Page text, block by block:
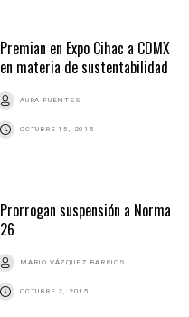
Premian en Expo Cihac a CDMX
en materia de sustentabilidad
AURA FUENTES
OCTUBRE 15, 2015
Prorrogan suspensión a Norma
26
MARIO VÁZQUEZ BARRIOS
OCTUBRE 2, 2015